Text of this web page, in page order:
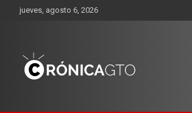
Saltarjueves, agosto 6, 2026